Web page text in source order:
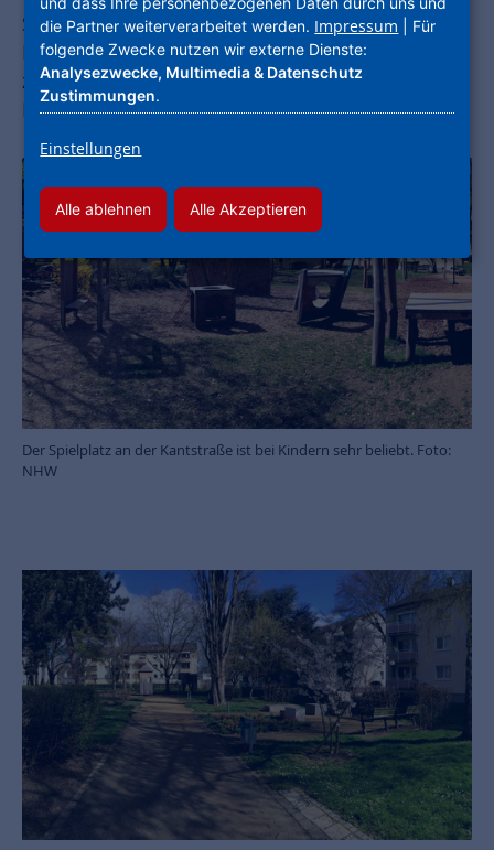
Stadtentwicklung, mit seinem Team die
Kommune am Taunus bei der Umsetzung
zahlreicher Projekte – stets mit aktiver
Bürgerbeteiligung.
Der Spielplatz an der Kantstraße ist bei Kindern sehr beliebt. Foto:
NHW
die Partner weiterverarbeitet werden. Impressum | Für
folgende Zwecke nutzen wir externe Dienste:
Analysezwecke, Multimedia & Datenschutz
Zustimmungen.
Einstellungen
Alle ablehnen Alle Akzeptieren